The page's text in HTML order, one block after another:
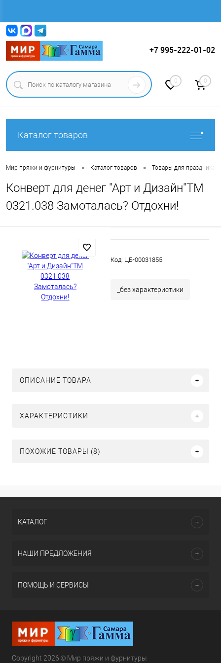
+7 995-222-01-02
0 0
Каталог товаров
Мир пряжи и фурнитуры • Каталог товаров • Товары для праздника.
Конверт для денег "Арт и Дизайн"ТМ
0321.038 Замоталась? Отдохни!
Код: ЦБ-00031855
_без характеристики
ОПИСАНИЕ ТОВАРА
ХАРАКТЕРИСТИКИ
ПОХОЖИЕ ТОВАРЫ (8)
КАТАЛОГ
НАШИ ПРЕДЛОЖЕНИЯ
ПОМОЩЬ И СЕРВИСЫ
Copyright 2026 © Мир пряжи и фурнитуры